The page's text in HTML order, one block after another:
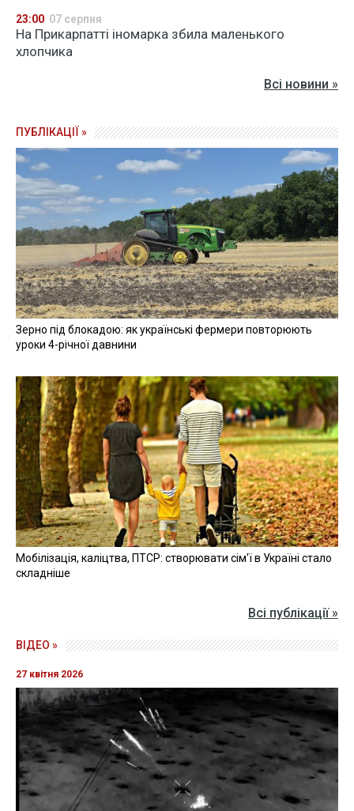
23:00 07 серпня
На Прикарпатті іномарка збила маленького
хлопчика
Всі новини »
ПУБЛІКАЦІЇ »
Зерно під блокадою: як українські фермери повторюють
уроки 4-річної давнини
Мобілізація, каліцтва, ПТСР: створювати сім'ї в Україні стало
складніше
Всі публікації »
ВІДЕО »
27 квітня 2026